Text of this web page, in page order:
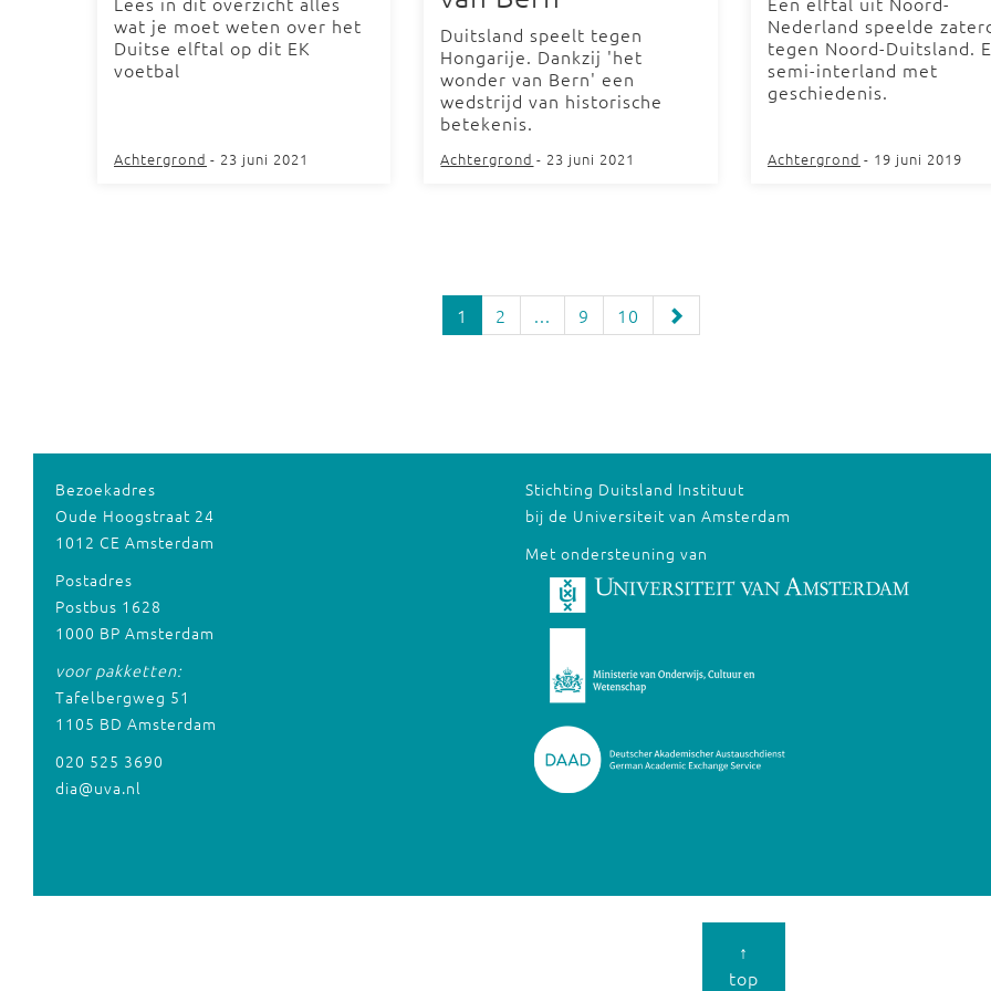
wat je moet weten over het
Duitse elftal op dit EK
voetbal
Achtergrond - 23 juni 2021
Duitsland speelt tegen
Hongarije. Dankzij 'het
wonder van Bern' een
wedstrijd van historische
betekenis.
Achtergrond - 23 juni 2021
Nederland speelde
tegen Noord-Duitsland.
semi-interland met
geschiedenis.
Achtergrond - 19 juni 2019
1 2 ... 9 10
Bezoekadres
Oude Hoogstraat 24
1012 CE Amsterdam
Postadres
Postbus 1628
1000 BP Amsterdam
voor pakketten:
Tafelbergweg 51
1105 BD Amsterdam
020 525 3690
dia@uva.nl
Stichting Duitsland Instituut
bij de Universiteit van Amsterdam
Met ondersteuning van
↑
top